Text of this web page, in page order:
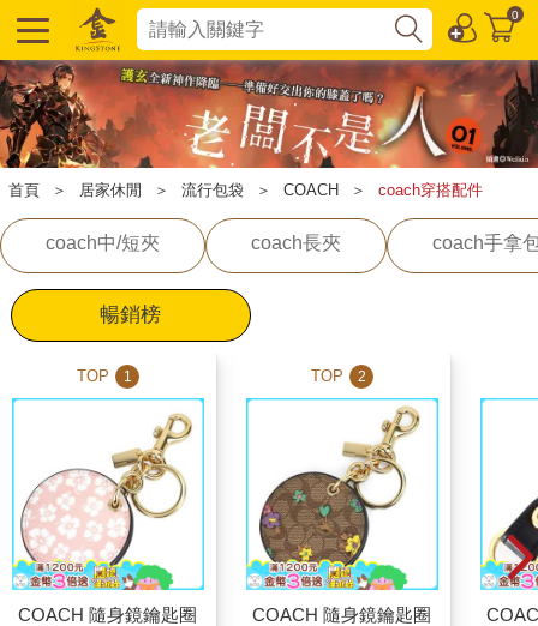
0
首頁 ＞ 居家休閒 ＞ 流行包袋 ＞ COACH ＞ coach穿搭配件
coach中/短夾 coach長夾 coach手拿
暢銷榜
TOP 1
COACH 隨身鏡鑰匙圈
TOP 2
COACH 隨身鏡鑰匙圈